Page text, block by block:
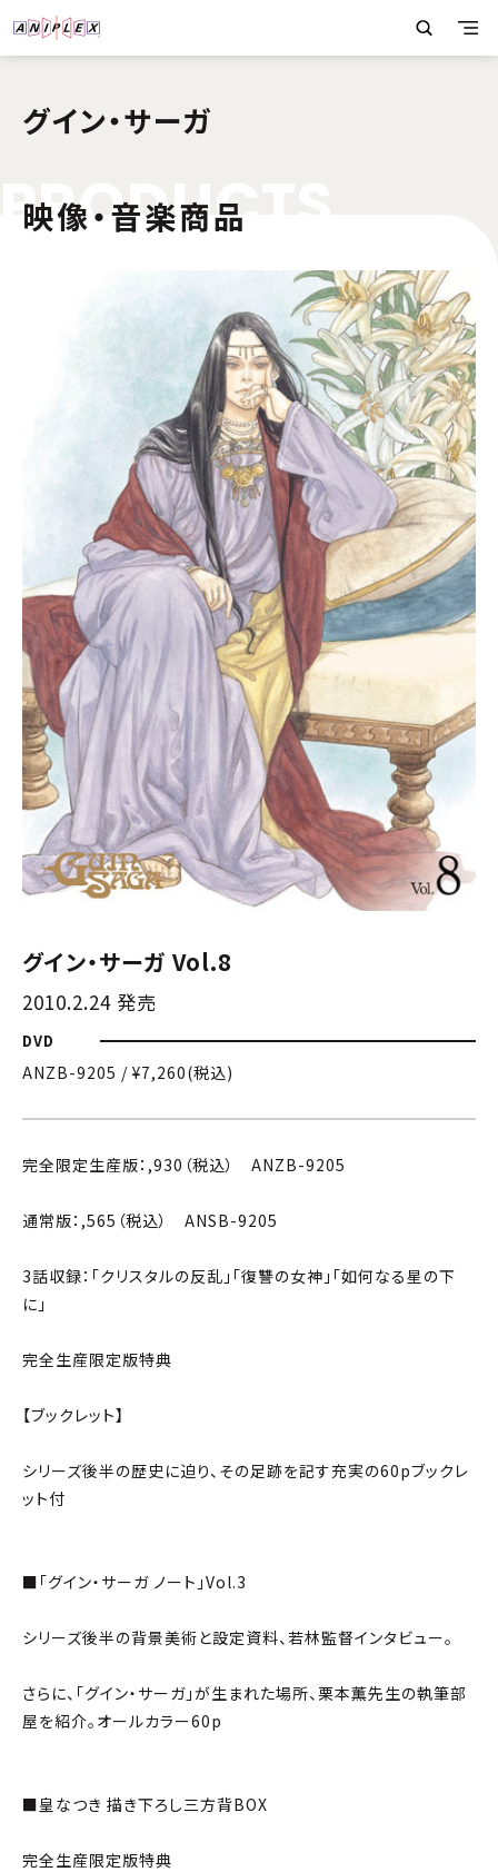
グイン・サーガ
PRODUC
映像・音楽商品
グイン・サーガ Vol.8
2010.2.24 発売
DVD
ANZB-9205 / ¥7,260(税込)
完全限定生産版：,930（税込） ANZB-9205
通常版：,565（税込） ANSB-9205
3話収録：「クリスタルの反乱」「復讐の女神」「如何なる星の下
に」
完全生産限定版特典
【ブックレット】
シリーズ後半の歴史に迫り、その足跡を記す充実の60pブックレ
ット付
■「グイン・サーガ ノート」Vol.3
シリーズ後半の背景美術と設定資料、若林監督インタビュー。
さらに、「グイン・サーガ」が生まれた場所、栗本薫先生の執筆部
屋を紹介。オールカラー60p
■皇なつき 描き下ろし三方背BOX
完全生産限定版特典